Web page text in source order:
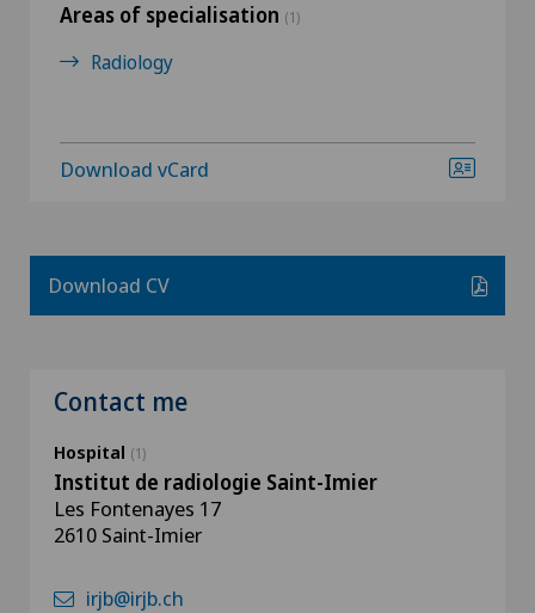
Areas of specialisation (1)
Radiology
Download vCard
Download CV
Contact me
Hospital (1)
Institut de radiologie Saint-Imier
Les Fontenayes 17
2610 Saint-Imier
irjb@irjb.ch